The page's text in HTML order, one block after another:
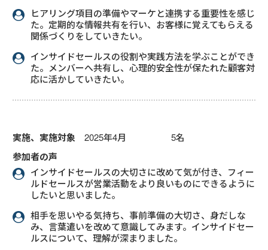
ヒアリング項目の準備やマーケと連携する重要性を感じ
た。定期的な情報共有を行い、お客様に覚えてもらえる
関係づくりをしていきたい。
インサイドセールスの役割や実践方法を学ぶことができ
た。メンバーへ共有し、心理的安全性が保たれた顧客対
応に活かしていきたい。
実施、実施対象 2025年4月 5名
参加者の声
インサイドセールスの大切さに改めて気が付き、フィー
ルドセールスが営業活動をより良いものにできるように
したいと思いました。
相手を思いやる気持ち、事前準備の大切さ、身だしな
み、言葉遣いを改めて意識してみます。インサイドセー
ルスについて、理解が深まりました。